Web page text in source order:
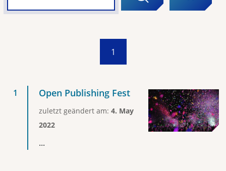
1
Open Publishing Fest
zuletzt geändert am: 4. May
2022
...